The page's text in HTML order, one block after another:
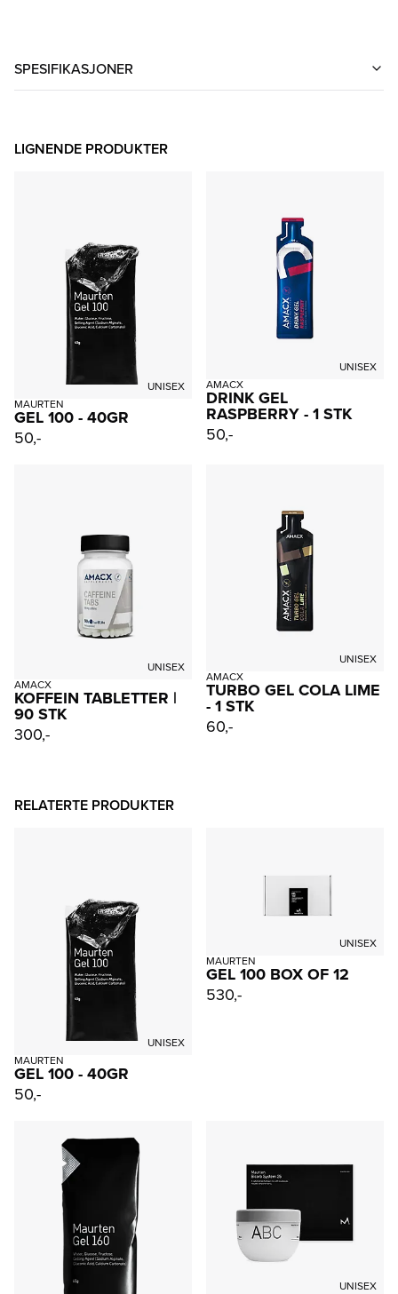
SPESIFIKASJONER
LIGNENDE PRODUKTER
UNISEX
MAURTEN
GEL 100 - 40GR
50,-
UNISEX
AMACX
DRINK GEL
RASPBERRY - 1 STK
50,-
UNISEX
AMACX
KOFFEIN TABLETTER |
90 STK
300,-
UNISEX
AMACX
TURBO GEL COLA LIME
- 1 STK
60,-
RELATERTE PRODUKTER
UNISEX
MAURTEN
GEL 100 - 40GR
50,-
UNISEX
MAURTEN
GEL 100 BOX OF 12
530,-
UNISEX